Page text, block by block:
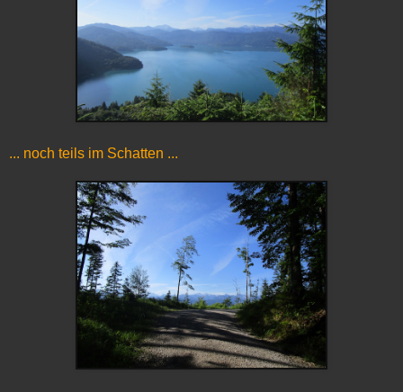
... noch teils im Schatten ...